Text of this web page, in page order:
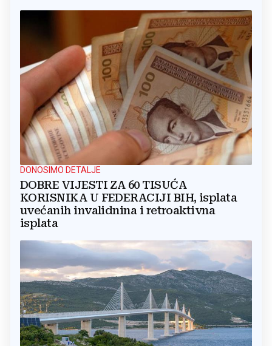
DONOSIMO DETALJE
DOBRE VIJESTI ZA 60 TISUĆA
KORISNIKA U FEDERACIJI BIH, isplata
uvećanih invalidnina i retroaktivna
isplata